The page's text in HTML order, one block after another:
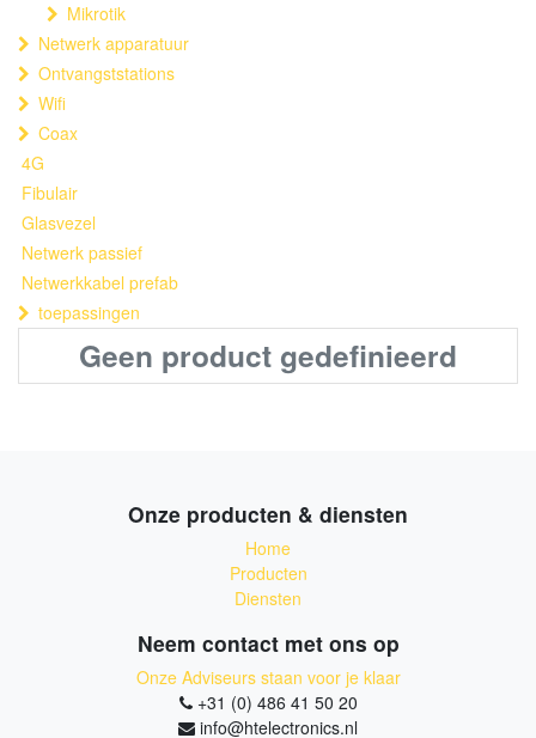
Mikrotik
Netwerk apparatuur
Ontvangststations
Wifi
Coax
4G
Fibulair
Glasvezel
Netwerk passief
Netwerkkabel prefab
toepassingen
Geen product gedefinieerd
Onze producten & diensten
Home
Producten
Diensten
Neem contact met ons op
Onze Adviseurs staan voor je klaar
+31 (0) 486 41 50 20
info@htelectronics.nl